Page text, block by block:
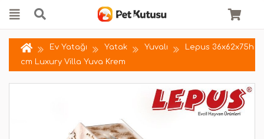
Ev Yatağı Yatak Yuvalı
Lepus 36x62x75h
cm Luxury Villa Yuva Krem